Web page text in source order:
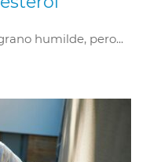
humilde, pero...